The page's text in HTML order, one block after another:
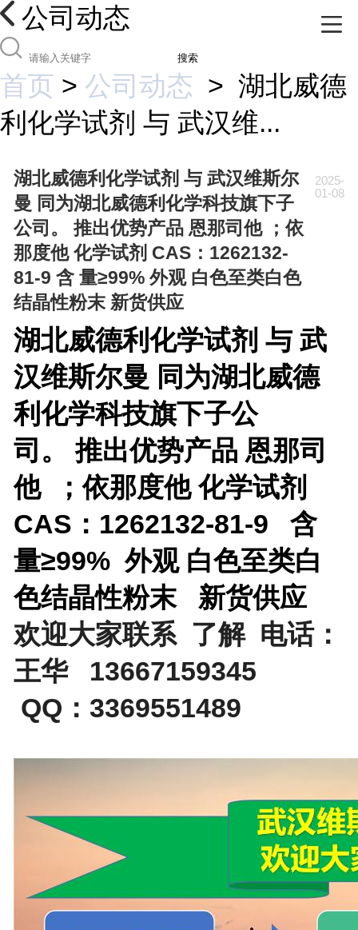
公司动态
搜索
首页 > 公司动态 > 湖北威德
利化学试剂 与 武汉维...
湖北威德利化学试剂 与 武汉维斯尔
曼 同为湖北威德利化学科技旗下子
公司。 推出优势产品 恩那司他 ；依
那度他 化学试剂 CAS：1262132-
81-9 含 量≥99% 外观 白色至类白色
结晶性粉末 新货供应
2025-
01-08
湖北威德利化学试剂 与 武
汉维斯尔曼 同为湖北威德
利化学科技旗下子公
司。推出优势产品 恩那司
他 ；依那度他 化学试剂
CAS：1262132-81-9 含
量≥99% 外观 白色至类白
色结晶性粉末 新货供应
欢迎大家联系 了解 电话：
王华 13667159345
QQ：3369551489